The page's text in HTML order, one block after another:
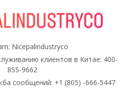
Nicepalindustryco
клиентов в Китае: 400-
855-9662
сообщений: +1 (805) -666-5447